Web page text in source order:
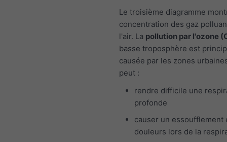
Le troisième diagramme
concentration des gaz
l'air. La pollution par l'ozone
basse troposphère est
causée par les zones
peut :
rendre difficile une
profonde
causer un essoufflement
douleurs lors de la